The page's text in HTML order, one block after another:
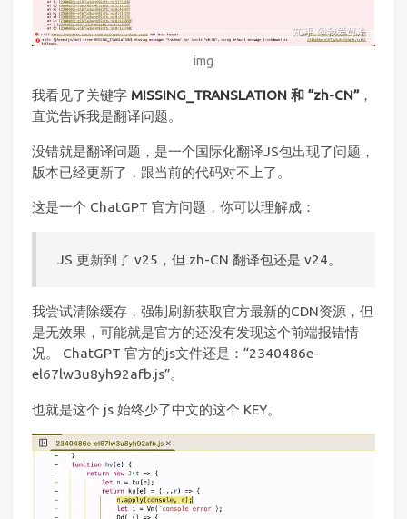
img
我看见了关键字 MISSING_TRANSLATION 和 “zh-CN”，
直觉告诉我是翻译问题。
没错就是翻译问题，是一个国际化翻译JS包出现了问题，
版本已经更新了，跟当前的代码对不上了。
这是一个 ChatGPT 官方问题，你可以理解成：
JS 更新到了 v25，但 zh-CN 翻译包还是 v24。
我尝试清除缓存，强制刷新获取官方最新的CDN资源，但
是无效果，可能就是官方的还没有发现这个前端报错情
况。 ChatGPT 官方的js文件还是：“2340486e-
el67lw3u8yh92afb.js”。
也就是这个 js 始终少了中文的这个 KEY。